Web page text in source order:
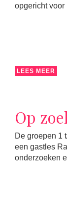
opgericht voor
LEES MEER
Op
De groepen 1
een gastles
onderzoeken